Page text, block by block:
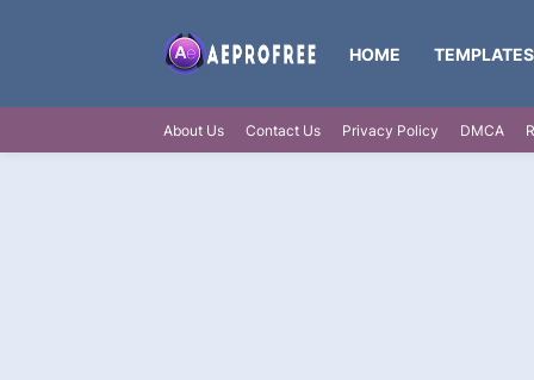
HOME TEMPLATES
About Us Contact Us Privacy Policy DMCA